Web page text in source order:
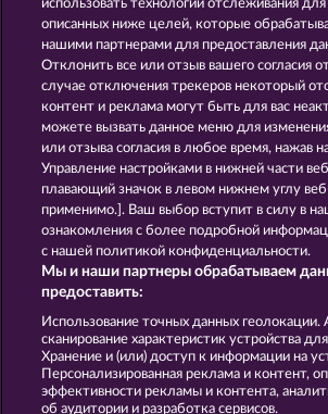
PHARAOS RICHES RAMSES
Правила
О компании Компания
Отправить Запрос об
использовать технологии отслеживания
описанных ниже целей, которые
нашими партнерами для предоставления
Отклонить все или отзыв вашего согласия
случае отключения трекеров некоторый
контент и реклама могут быть для вас
можете вызвать данное меню для
или отзыва согласия в любое время, нажав
Управление настройками в нижней части
плавающий значок в левом нижнем углу
применимо.]. Ваш выбор вступит в силу в
ознакомления с более подробной
с нашей политикой конфиденциальности.
Мы и наши партнеры обрабатываем
предоставить:
Использование точных данных геолокации.
сканирование характеристик устройства
Хранение и (или) доступ к информации на
Персонализированная реклама и контент,
эффективности рекламы и контента,
об аудитории и разработка сервисов.